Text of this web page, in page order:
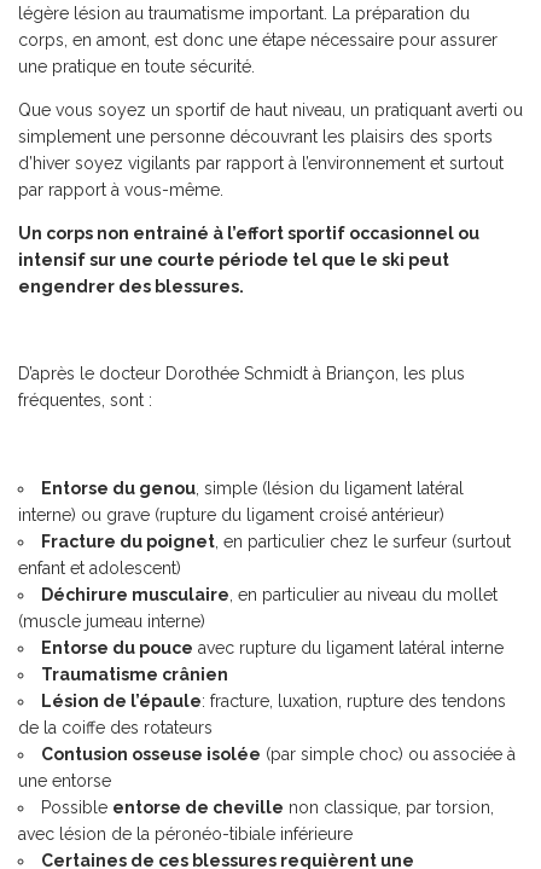
légère lésion au traumatisme important. La préparation du
corps, en amont, est donc une étape nécessaire pour assurer
une pratique en toute sécurité.
Que vous soyez un sportif de haut niveau, un pratiquant averti ou
simplement une personne découvrant les plaisirs des sports
d’hiver soyez vigilants par rapport à l’environnement et surtout
par rapport à vous-même.
Un corps non entrainé à l’effort sportif occasionnel ou
intensif sur une courte période tel que le ski peut
engendrer des blessures.
D’après le docteur Dorothée Schmidt à Briançon, les plus
fréquentes, sont :
Entorse du genou , simple (lésion du ligament latéral
interne) ou grave (rupture du ligament croisé antérieur)
Fracture du poignet , en particulier chez le surfeur (surtout
enfant et adolescent)
Déchirure musculaire , en particulier au niveau du mollet
(muscle jumeau interne)
Entorse du pouce avec rupture du ligament latéral interne
Traumatisme crânien
Lésion de l’épaule: fracture, luxation, rupture des tendons
de la coiffe des rotateurs
Contusion osseuse isolée (par simple choc) ou associée à
une entorse
Possible entorse de cheville non classique, par torsion,
avec lésion de la péronéo-tibiale inférieure
Certaines de ces blessures requièrent une